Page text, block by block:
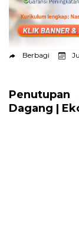
Berbagi
Penutupan
Dagang |